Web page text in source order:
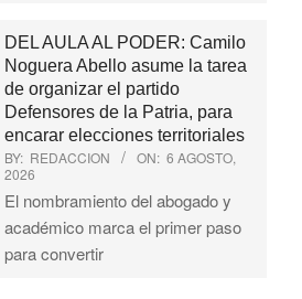
DEL AULA AL PODER: Camilo
Noguera Abello asume la tarea
de organizar el partido
Defensores de la Patria, para
encarar elecciones territoriales
BY: REDACCION ON: 6 AGOSTO,
2026
El nombramiento del abogado y
académico marca el primer paso
para convertir